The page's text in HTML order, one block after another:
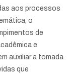
aos processos
o
de
e
auxiliar a tomada
que